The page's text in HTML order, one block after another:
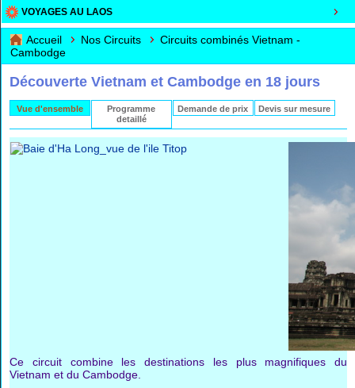
VOYAGES AU LAOS
Accueil Nos Circuits
Circuits combinés Vietnam -
Cambodge
Découverte Vietnam et Cambodge en 18 jours
Vue d'ensemble Programme
detaillé
Demande de prix Devis sur mesure
Ce circuit combine les destinations les plus magnifiques du
Vietnam et du Cambodge.